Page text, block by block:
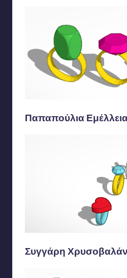
Παπαπούλια
Συγγάρη